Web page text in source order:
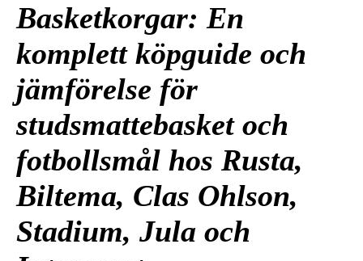
Basketkorgar: En
komplett köpguide och
jämförelse för
studsmattebasket och
fotbollsmål hos Rusta,
Biltema, Clas Ohlson,
Stadium, Jula och